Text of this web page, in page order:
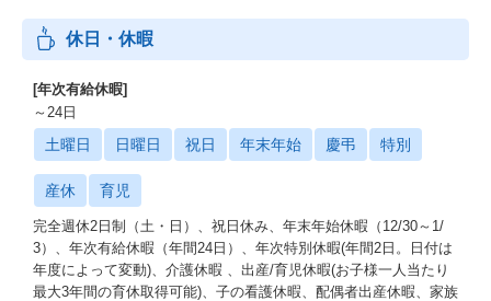
④女性の活躍事例
働きながら、子育てをされている方はすごく多い＝その環境で
も無理なく働ける環境がある
平均年齢が38歳程度なので→子育ての世代の社員が多い
もちろん男性も子育てに協力的な方が多く休みを取っている
リモートで赤ちゃんの声が聞こえながら仕事をしている方も
本部長も女性で、子供を送ってから勤務している 等理解があ
る
⑤サテライトオフィス
⑥地方勤務の方も
自由に活用することが可能、都内近郊で700箇所ある
群馬、静岡、金沢社員などもいらっしゃる
休日・休暇
[年次有給休暇]
～24日
土曜日 日曜日 祝日 年末年始 慶弔 特別
産休 育児
完全週休2日制（土・日）、祝日休み、年末年始休暇（12/30～1/
3）、年次有給休暇（年間24日）、年次特別休暇(年間2日。日付は
年度によって変動)、介護休暇 、出産/育児休暇(お子様一人当たり
最大3年間の育休取得可能)、子の看護休暇、配偶者出産休暇、家族